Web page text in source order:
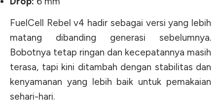
FuelCell Rebel v4 hadir sebagai versi yang lebih
matang dibanding generasi sebelumnya.
Bobotnya tetap ringan dan kecepatannya masih
terasa, tapi kini ditambah dengan stabilitas dan
kenyamanan yang lebih baik untuk pemakaian
sehari-hari.